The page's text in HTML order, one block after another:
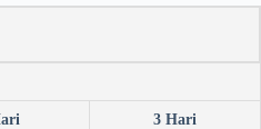
3 Hari